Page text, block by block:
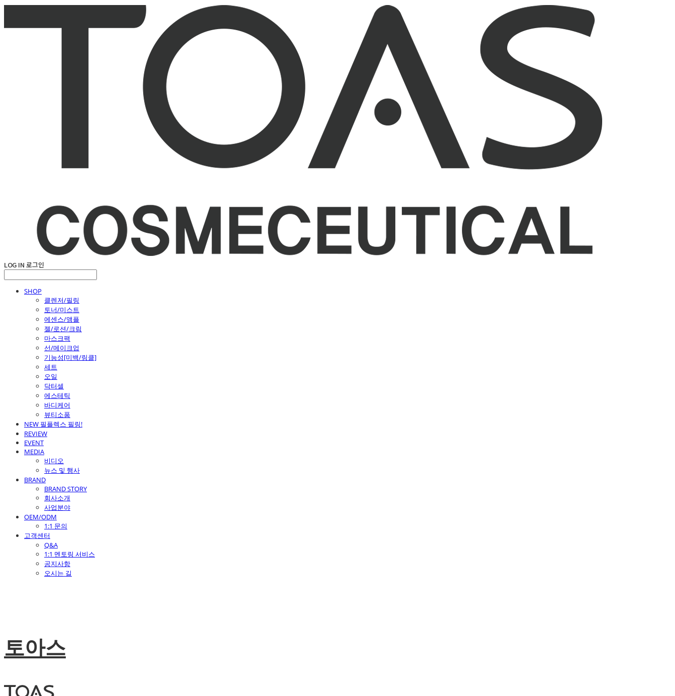
LOG IN 로그인
SHOP
클렌저/필링
토너/미스트
에센스/앰플
젤/로션/크림
마스크팩
선/메이크업
기능성[미백/링클]
세트
오일
닥터셀
에스테틱
바디케어
뷰티소품
NEW 필플렉스 필링!
REVIEW
EVENT
MEDIA
비디오
뉴스 및 행사
BRAND
BRAND STORY
회사소개
사업분야
OEM/ODM
1:1 문의
고객센터
Q&A
1:1 멘토링 서비스
공지사항
오시는 길
토아스